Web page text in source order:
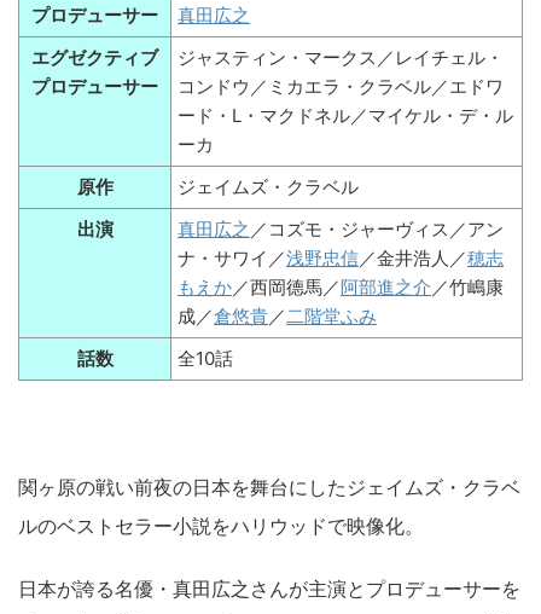
プロデューサー
真田広之
エグゼクティブ
プロデューサー
ジャスティン・マークス／レイチェル・
コンドウ／ミカエラ・クラベル／エドワ
ード・L・マクドネル／マイケル・デ・ル
ーカ
原作
ジェイムズ・クラベル
出演
真田広之 ／コズモ・ジャーヴィス／アン
ナ・サワイ／浅野忠信／金井浩人／穂志
もえか／西岡德馬／阿部進之介／竹嶋康
成／倉悠貴／二階堂ふみ
話数
全10話
関ヶ原の戦い前夜の日本を舞台にしたジェイムズ・クラベ
ルのベストセラー小説をハリウッドで映像化。
日本が誇る名優・真田広之さんが主演とプロデューサーを